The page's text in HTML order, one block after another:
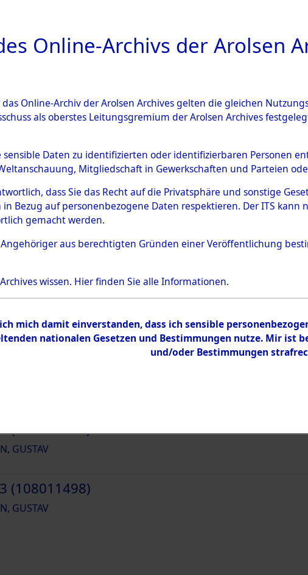
PERSONENINDEX PERSON
OEYEN, GUSTAV
Die Personalien des Effekteneigentümers
und Erschließung durch Nachforschungen
44383
(108011497)
GUSTAV
(108011498)
GUSTAV
Online-Archivs der Arolsen
Online-Archiv der Arolsen Archives gelten die gleichen
als oberstes Leitungsgremium der Arolsen Archives
sensible Daten zu identifizierten oder identifizierbaren Personen
Mitgliedschaft in Gewerkschaften und Parteien
dass Sie das Recht auf die Privatsphäre und sonstige
Bezug auf personenbezogene Daten respektieren. Der ITS
gemacht werden.
Angehöriger aus berechtigten Gründen einer Veröffentlichung
wissen. Hierfinden Sie alle Informationen.
mich damit einverstanden, dass ich sensible
nationalen Gesetzen und Bestimmungen nutze. Mir ist
und/oder Bestimmungen